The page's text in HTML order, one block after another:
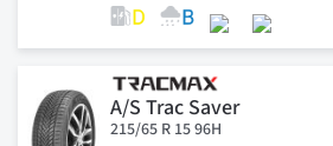
A/S Trac Saver
215/65 R 15 96H